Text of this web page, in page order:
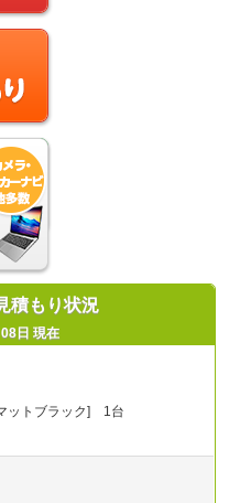
積もり状況
日 現在